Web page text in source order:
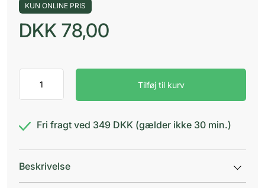
KUN ONLINE PRIS
DKK 78,00
vitamin
35
antal
Tilføj til kurv
Fri fragt ved 349 DKK (gælder ikke 30 min.)
Beskrivelse